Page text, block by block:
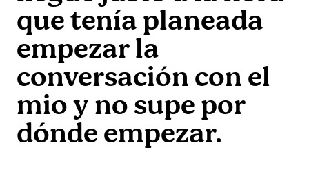
que tenía planeada
empezar la
conversación con el
mio y no supe por
dónde empezar.